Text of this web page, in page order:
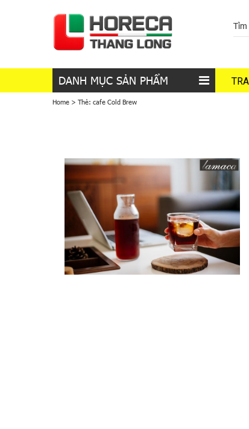
DANH MỤC SẢN PHẨM
Home > Thẻ: cafe Cold Brew